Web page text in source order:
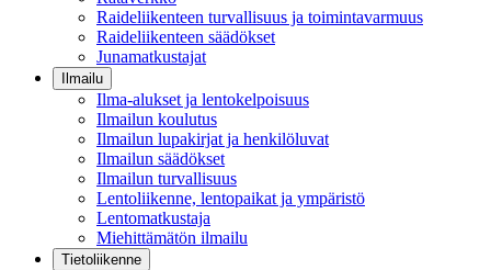
Raideliikenteen turvallisuus ja toimintavarmuus
Raideliikenteen säädökset
Junamatkustajat
Ilmailu
Ilma-alukset ja lentokelpoisuus
Ilmailun koulutus
Ilmailun lupakirjat ja henkilöluvat
Ilmailun säädökset
Ilmailun turvallisuus
Lentoliikenne, lentopaikat ja ympäristö
Lentomatkustaja
Miehittämätön ilmailu
Tietoliikenne